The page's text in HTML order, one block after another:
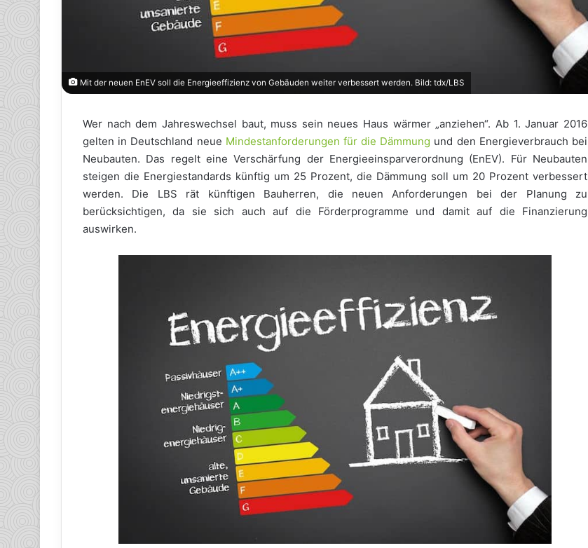
Mit der neuen EnEV soll die Energieeffizienz von Gebäuden weiter verbessert werden. Bild: tdx/LBS
Wer nach dem Jahreswechsel baut, muss sein neues Haus wärmer „anziehen“. Ab 1. Januar 2016
gelten in Deutschland neue Mindestanforderungen für die Dämmung und den Energieverbrauch bei
Neubauten. Das regelt eine Verschärfung der Energieeinsparverordnung (EnEV). Für Neubauten
steigen die Energiestandards künftig um 25 Prozent, die Dämmung soll um 20 Prozent verbessert
werden. Die LBS rät künftigen Bauherren, die neuen Anforderungen bei der Planung zu
berücksichtigen, da sie sich auch auf die Förderprogramme und damit auf die Finanzierung
auswirken.